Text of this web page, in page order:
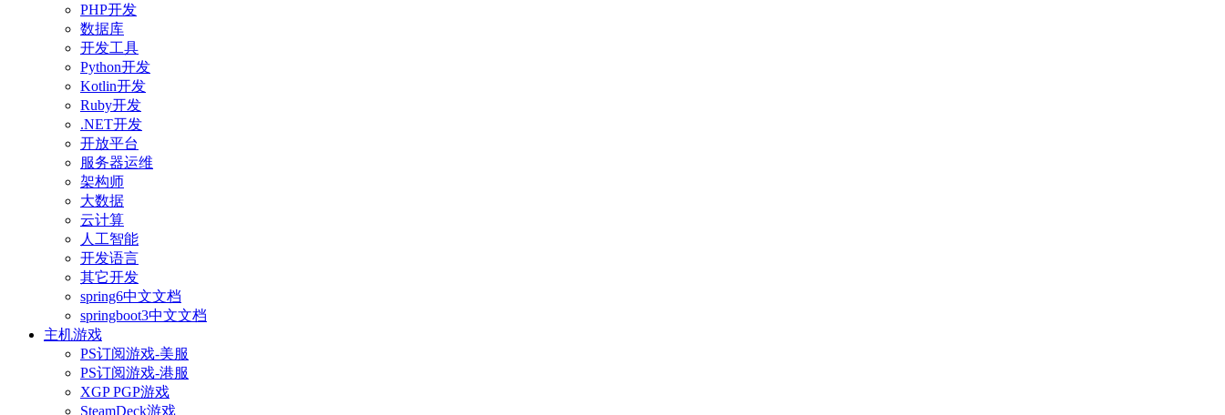
PHP开发
数据库
开发工具
Python开发
Kotlin开发
Ruby开发
.NET开发
开放平台
服务器运维
架构师
大数据
云计算
人工智能
开发语言
其它开发
spring6中文文档
springboot3中文文档
主机游戏
PS订阅游戏-美服
PS订阅游戏-港服
XGP PGP游戏
SteamDeck游戏